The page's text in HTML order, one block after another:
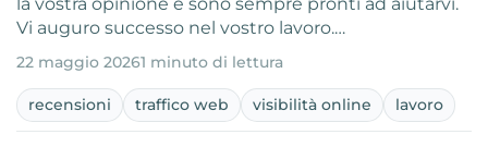
Vi auguro successo nel vostro lavoro.…
22 maggio 20261 minuto di lettura
recensioni traffico web visibilità online lavoro